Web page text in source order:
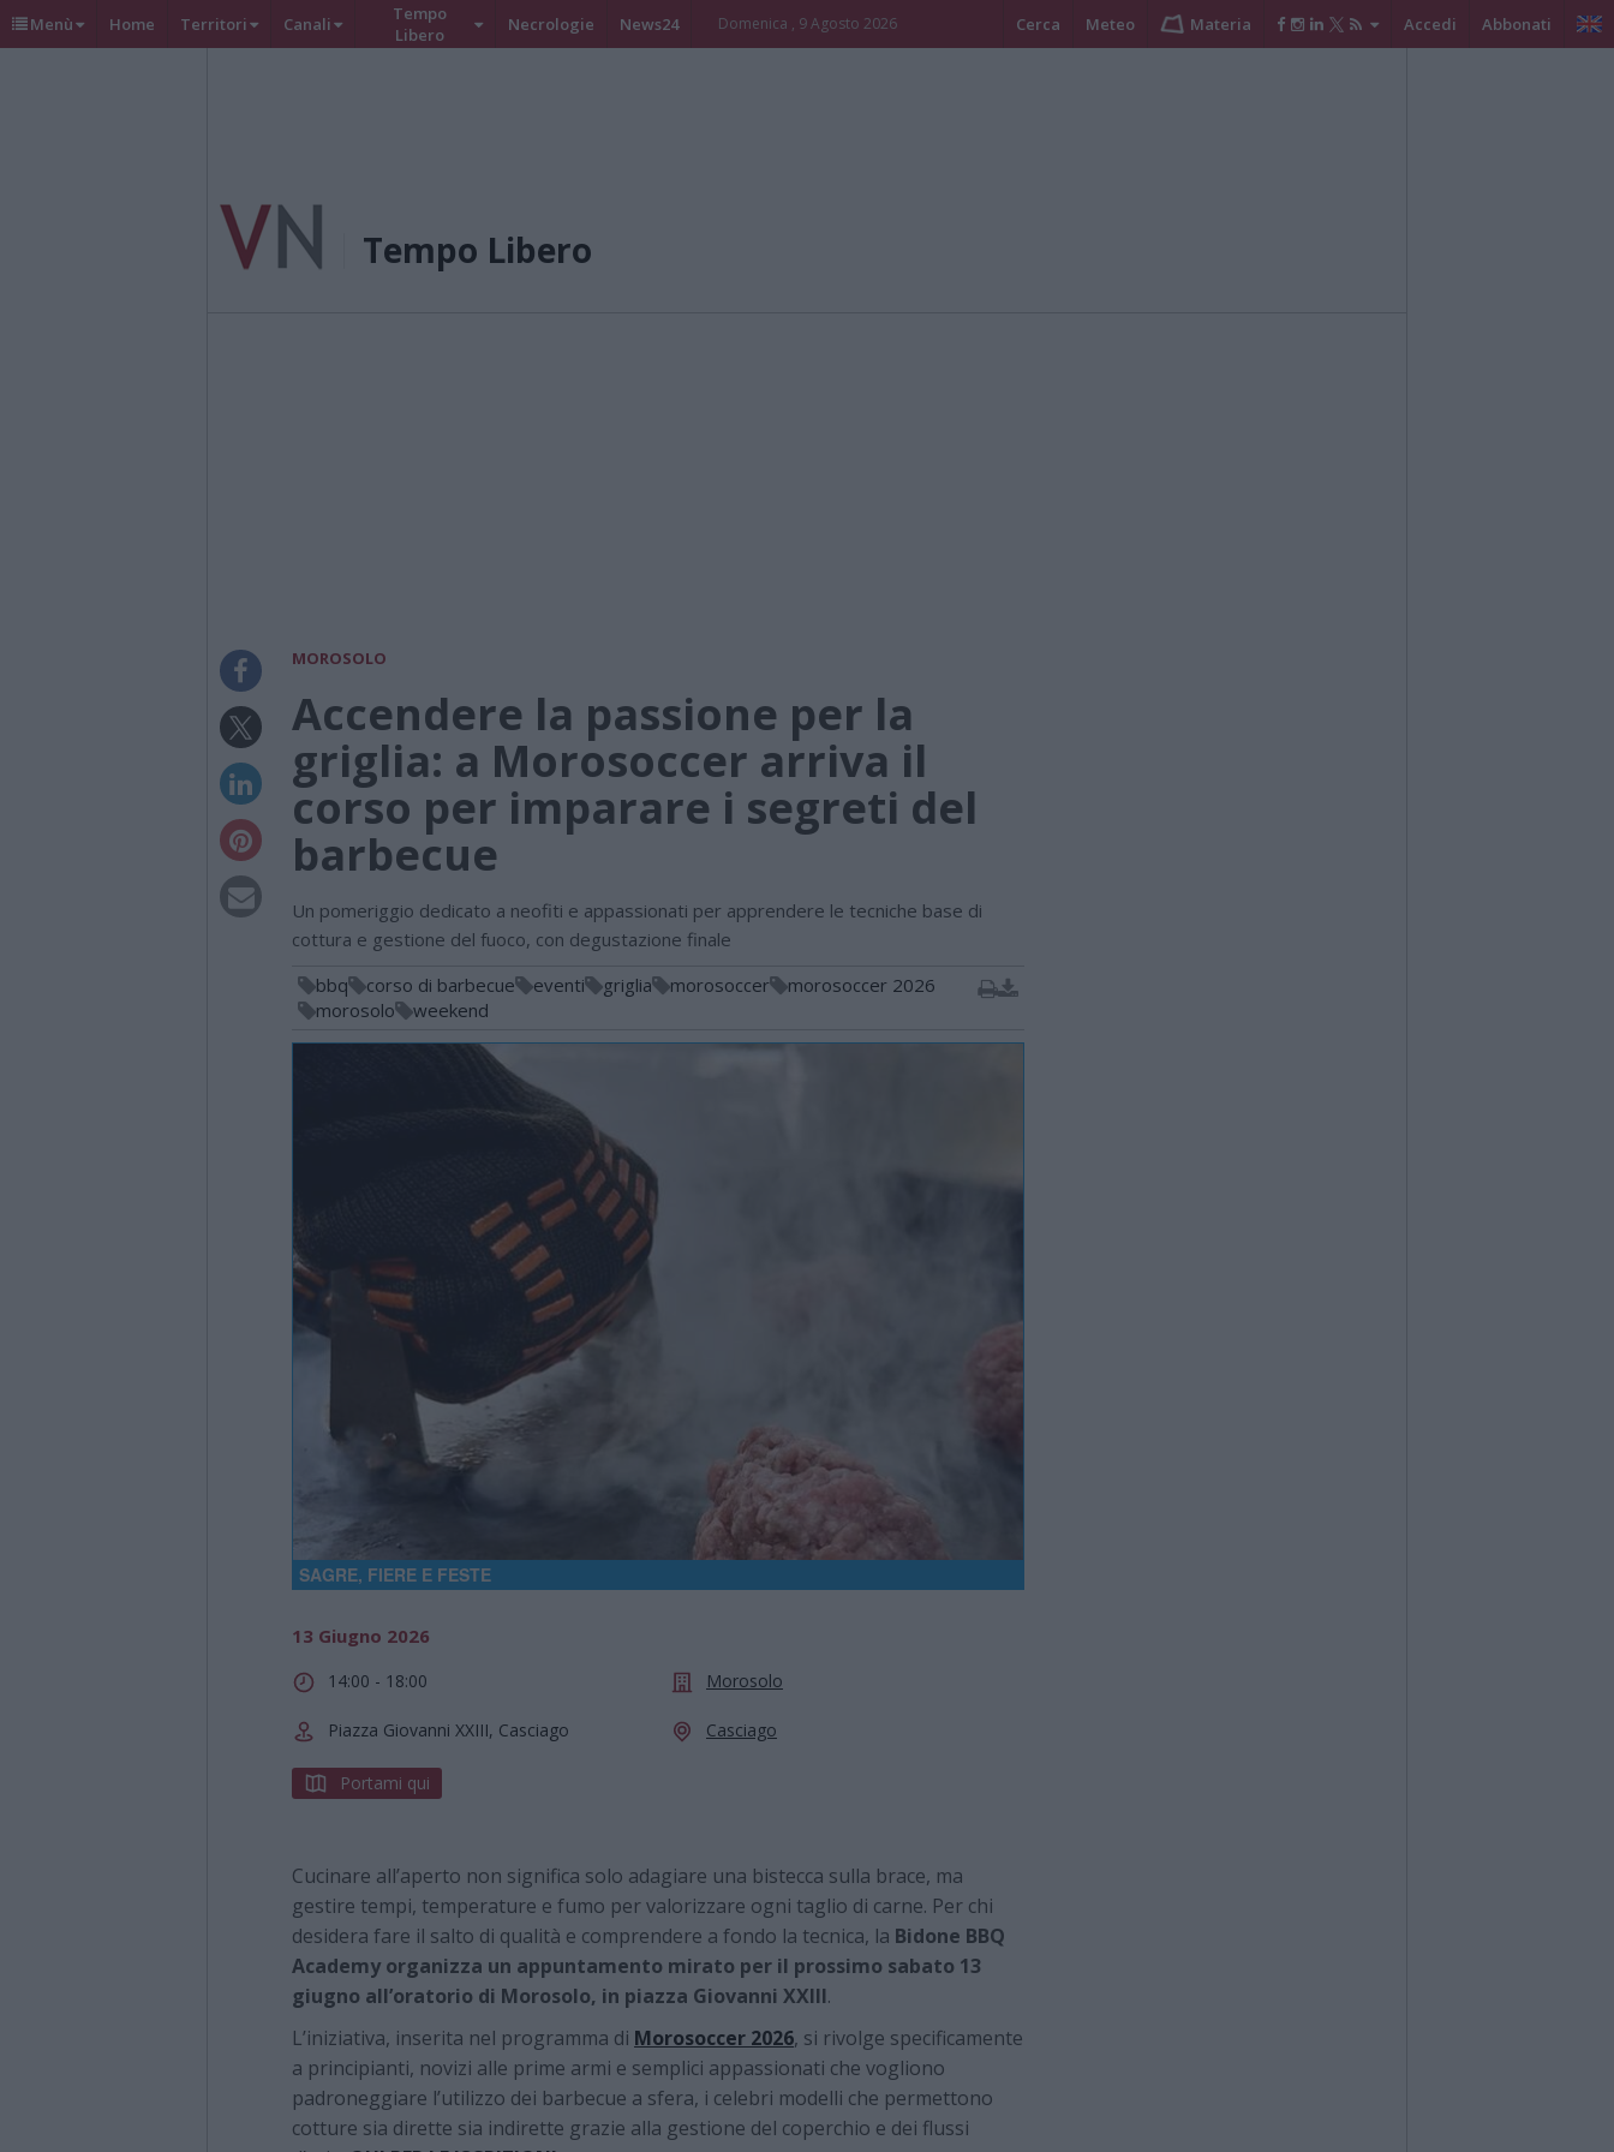
Menù Home Territori Canali
Tempo
Libero
Necrologie News24 Domenica , 9 Agosto 2026 Cerca Meteo Materia Accedi Abbonati
Tempo Libero
MOROSOLO
Accendere la passione per la
griglia: a Morosoccer arriva il
corso per imparare i segreti del
barbecue
Un pomeriggio dedicato a neofiti e appassionati per apprendere le tecniche base di
cottura e gestione del fuoco, con degustazione finale
bbq
corso di barbecue eventi griglia morosoccer
morosoccer 2026
morosolo
weekend
SAGRE, FIERE E FESTE
13 Giugno 2026
14:00 - 18:00 Morosolo
Piazza Giovanni XXIII, Casciago Casciago
Portami qui
Cucinare all’aperto non significa solo adagiare una bistecca sulla brace, ma
gestire tempi, temperature e fumo per valorizzare ogni taglio di carne. Per chi
desidera fare il salto di qualità e comprendere a fondo la tecnica, la Bidone BBQ
Academy organizza un appuntamento mirato per il prossimo sabato 13
giugno all’oratorio di Morosolo, in piazza Giovanni XXIII.
L’iniziativa, inserita nel programma di Morosoccer 2026, si rivolge specificamente
a principianti, novizi alle prime armi e semplici appassionati che vogliono
padroneggiare l’utilizzo dei barbecue a sfera, i celebri modelli che permettono
cotture sia dirette sia indirette grazie alla gestione del coperchio e dei flussi